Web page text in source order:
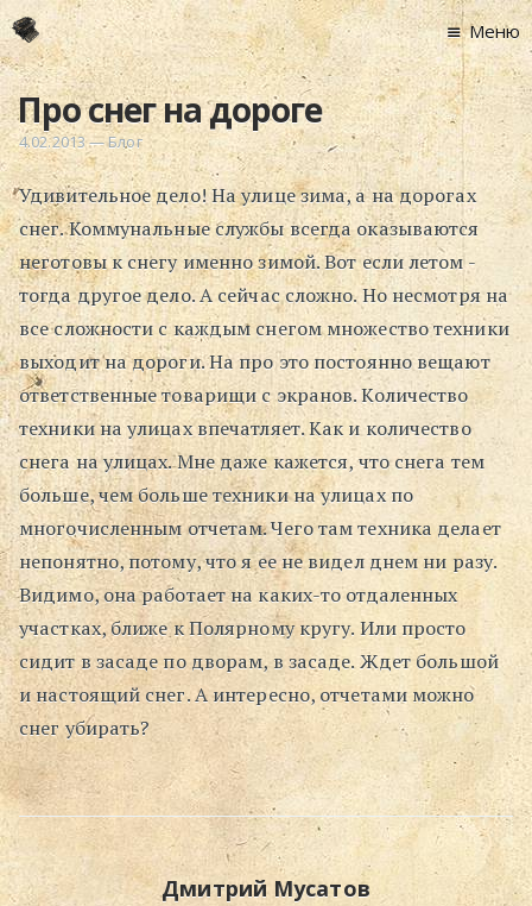
Главная
Новости
Графоманство
* Автотекст
*
* Хронограф
Арт-Рецензии
* Слушать
* Смотреть
* Читать
* По жизни
Блог
⋅
Поиск
Меню
Про снег на дороге
4.02.2013—Блог
Удивительное дело! На улице зима, а на дорогах
снег. Коммунальные службы всегда оказываются
неготовы к снегу именно зимой. Вот если летом -
тогда другое дело. А сейчас сложно. Но несмотря на
все сложности с каждым снегом множество техники
выходит на дороги. На про это постоянно вещают
ответственные товарищи с экранов. Количество
техники на улицах впечатляет. Как и количество
снега на улицах. Мне даже кажется, что снега тем
больше, чем больше техники на улицах по
многочисленным отчетам. Чего там техника делает
непонятно, потому, что я ее не видел днем ни разу.
Видимо, она работает на каких-то отдаленных
участках, ближе к Полярному кругу. Или просто
сидит в засаде по дворам, в засаде. Ждет большой
и настоящий снег. А интересно, отчетами можно
снег убирать?
Дмитрий Мусатов